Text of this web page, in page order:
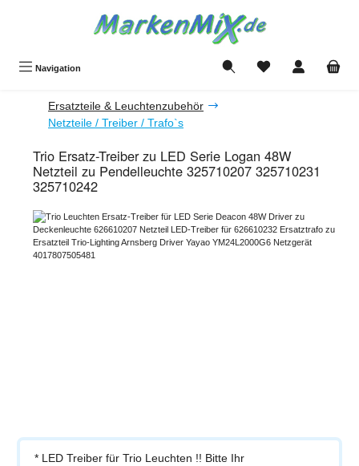
Navigation Du hast 0 Produkte
Ersatzteile & Leuchtenzubehör
Netzteile / Treiber / Trafo`s
Trio Ersatz-Treiber zu LED Serie Logan 48W
Netzteil zu Pendelleuchte 325710207 325710231
325710242
Bildergalerie überspringen
* LED Treiber für Trio Leuchten !! Bitte Ihr